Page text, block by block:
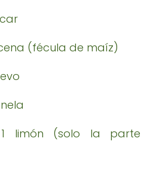
(fécula de maíz)
limón (solo la parte